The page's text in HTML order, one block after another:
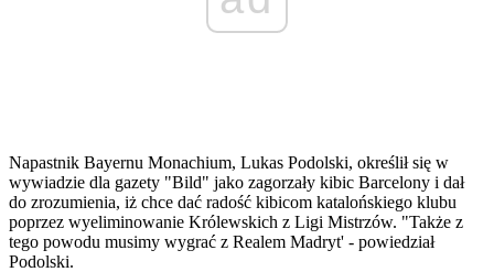
Napastnik Bayernu Monachium, Lukas Podolski, określił się w
wywiadzie dla gazety "Bild" jako zagorzały kibic Barcelony i dał
do zrozumienia, iż chce dać radość kibicom katalońskiego klubu
poprzez wyeliminowanie Królewskich z Ligi Mistrzów. "Także z
tego powodu musimy wygrać z Realem Madryt' - powiedział
Podolski.